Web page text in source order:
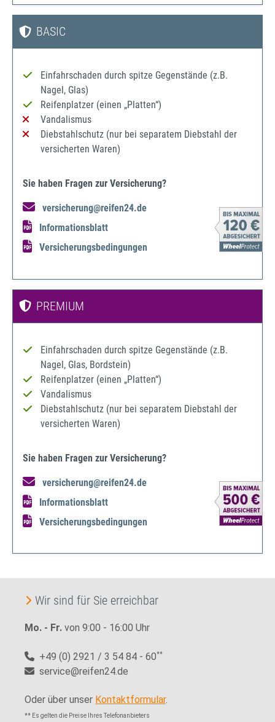
BASIC
Einfahrschaden durch spitze Gegenstände (z.B.
Nagel, Glas)
Reifenplatzer (einen „Platten“)
Vandalismus
Diebstahlschutz (nur bei separatem Diebstahl der
versicherten Waren)
Sie haben Fragen zur Versicherung?
versicherung@reifen24.de
Informationsblatt
Versicherungsbedingungen
PREMIUM
Einfahrschaden durch spitze Gegenstände (z.B.
Nagel, Glas, Bordstein)
Reifenplatzer (einen „Platten“)
Vandalismus
Diebstahlschutz (nur bei separatem Diebstahl der
versicherten Waren)
Sie haben Fragen zur Versicherung?
versicherung@reifen24.de
Informationsblatt
Versicherungsbedingungen
Wir sind für Sie erreichbar
Mo. - Fr. von 9:00 - 16:00 Uhr
+49 (0) 2921 / 3 54 84 - 60**
service@reifen24.de
Oder über unser Kontaktformular.
** Es gelten die Preise Ihres Telefonanbieters